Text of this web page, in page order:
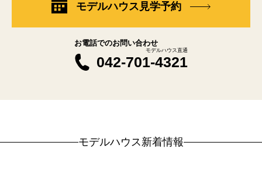
モデルハウス見学予約
お電話でのお問い合わせ
042-701-4321
モデルハウス直通
モデルハウス新着情報